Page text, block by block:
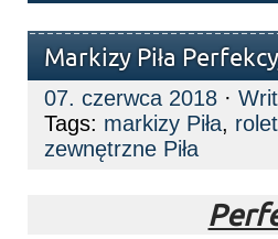
Markizy Piła
07. czerwca 2018 ·
Tags: markizy Piła,
zewnętrzne Piła